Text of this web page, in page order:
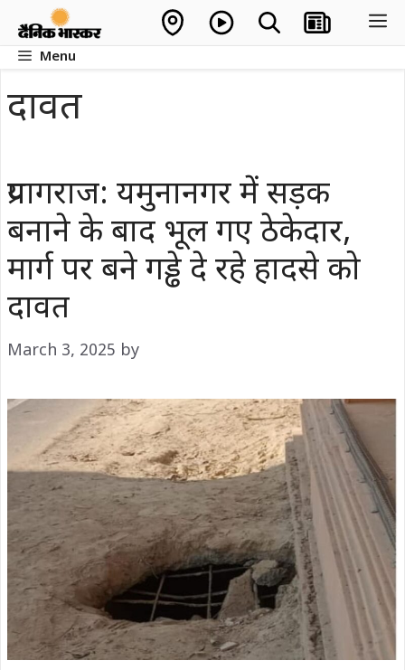
contentMenu
दावत
प्रयागराज: यमुनानगर में सड़क
बनाने के बाद भूल गए ठेकेदार,
मार्ग पर बने गड्ढे दे रहे हादसे को
दावत
March 3, 2025 by